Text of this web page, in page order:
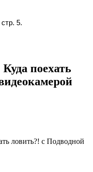
5.
поехать
ловить?! с Подводной